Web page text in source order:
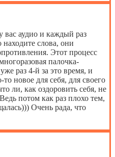
аудио и каждый раз
слова, они
Этот процесс
палочка-
раз 4-й за это время, и
новое для себя, для своего
ли, как оздоровить себя, не
потом как раз плохо тем,
Очень рада, что